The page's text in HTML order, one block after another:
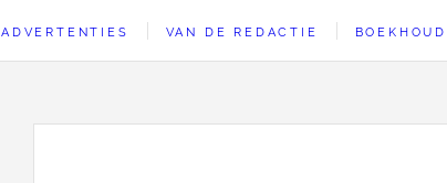
ADVERTENTIES VAN DE REDACTIE